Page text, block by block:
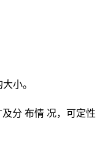
小。
分 布情 况，可定性